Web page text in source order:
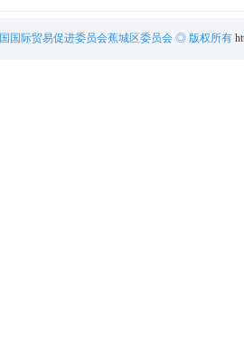
国际贸易促进委员会蕉城区委员会 ◎ 版权所有